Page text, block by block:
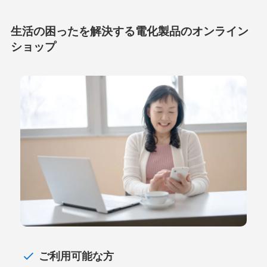
生活の困ったを解決する電化製品のオンライン
ショップ
ご利用可能な方